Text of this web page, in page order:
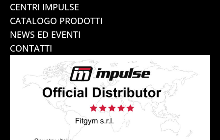
CENTRI IMPULSE
CATALOGO PRODOTTI
NEWS ED EVENTI
CONTATTI